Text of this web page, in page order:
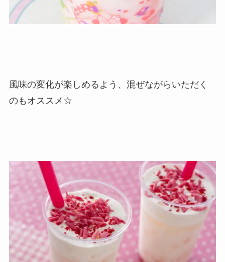
風味の変化が楽しめるよう、混ぜながらいただく
のもオススメ☆